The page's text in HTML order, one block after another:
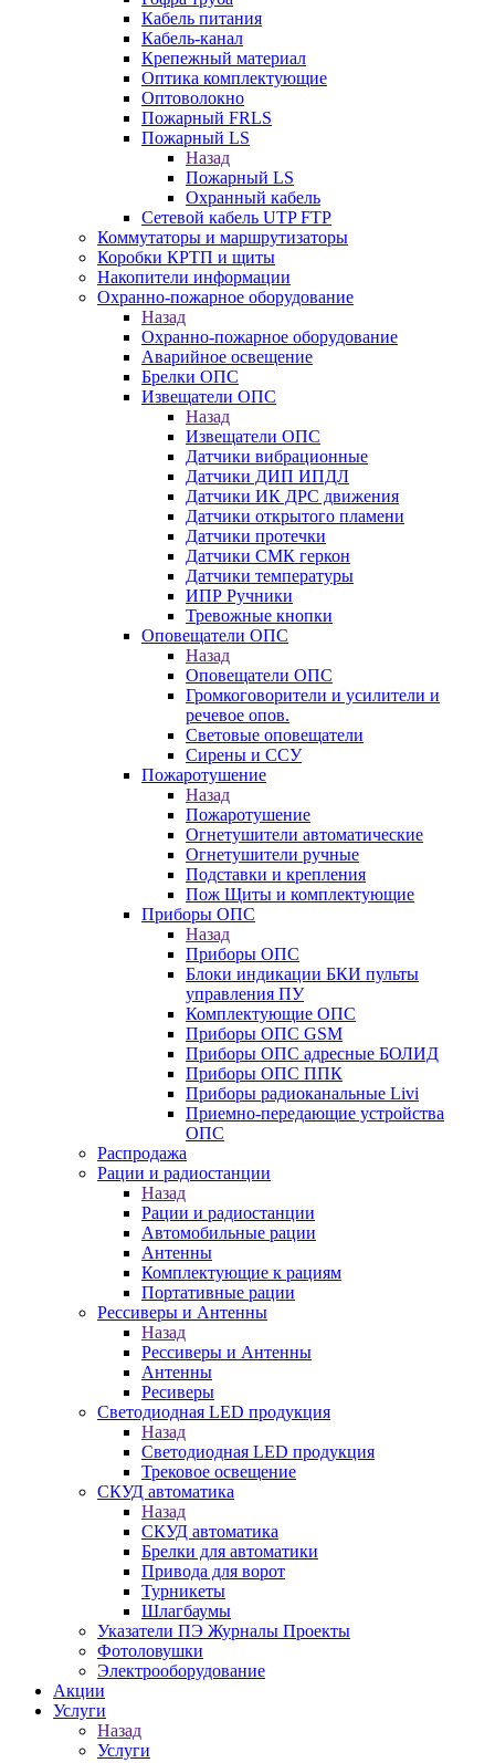
Кабель питания
Кабель-канал
Крепежный материал
Оптика комплектующие
Оптоволокно
Пожарный FRLS
Пожарный LS
Назад
Пожарный LS
Охранный кабель
Сетевой кабель UTP FTP
Коммутаторы и маршрутизаторы
Коробки КРТП и щиты
Накопители информации
Охранно-пожарное оборудование
Назад
Охранно-пожарное оборудование
Аварийное освещение
Брелки ОПС
Извещатели ОПС
Назад
Извещатели ОПС
Датчики вибрационные
Датчики ДИП ИПДЛ
Датчики ИК ДРС движения
Датчики открытого пламени
Датчики протечки
Датчики СМК геркон
Датчики температуры
ИПР Ручники
Тревожные кнопки
Оповещатели ОПС
Назад
Оповещатели ОПС
Громкоговорители и усилители и
речевое опов.
Световые оповещатели
Сирены и ССУ
Пожаротушение
Назад
Пожаротушение
Огнетушители автоматические
Огнетушители ручные
Подставки и крепления
Пож Щиты и комплектующие
Приборы ОПС
Назад
Приборы ОПС
Блоки индикации БКИ пульты
управления ПУ
Комплектующие ОПС
Приборы ОПС GSM
Приборы ОПС адресные БОЛИД
Приборы ОПС ППК
Приборы радиоканальные Livi
Приемно-передающие устройства
ОПС
Распродажа
Рации и радиостанции
Назад
Рации и радиостанции
Автомобильные рации
Антенны
Комплектующие к рациям
Портативные рации
Рессиверы и Антенны
Назад
Рессиверы и Антенны
Антенны
Ресиверы
Светодиодная LED продукция
Назад
Светодиодная LED продукция
Трековое освещение
СКУД автоматика
Назад
СКУД автоматика
Брелки для автоматики
Привода для ворот
Турникеты
Шлагбаумы
Указатели ПЭ Журналы Проекты
Фотоловушки
Электрооборудование
Акции
Услуги
Назад
Услуги